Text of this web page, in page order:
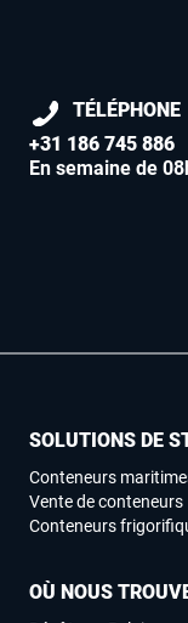
TÉLÉPHONE
+31 186 745 886
En semaine de
SOLUTIONS DE
Conteneurs
Vente de conteneurs
Conteneurs
OÙ NOUS